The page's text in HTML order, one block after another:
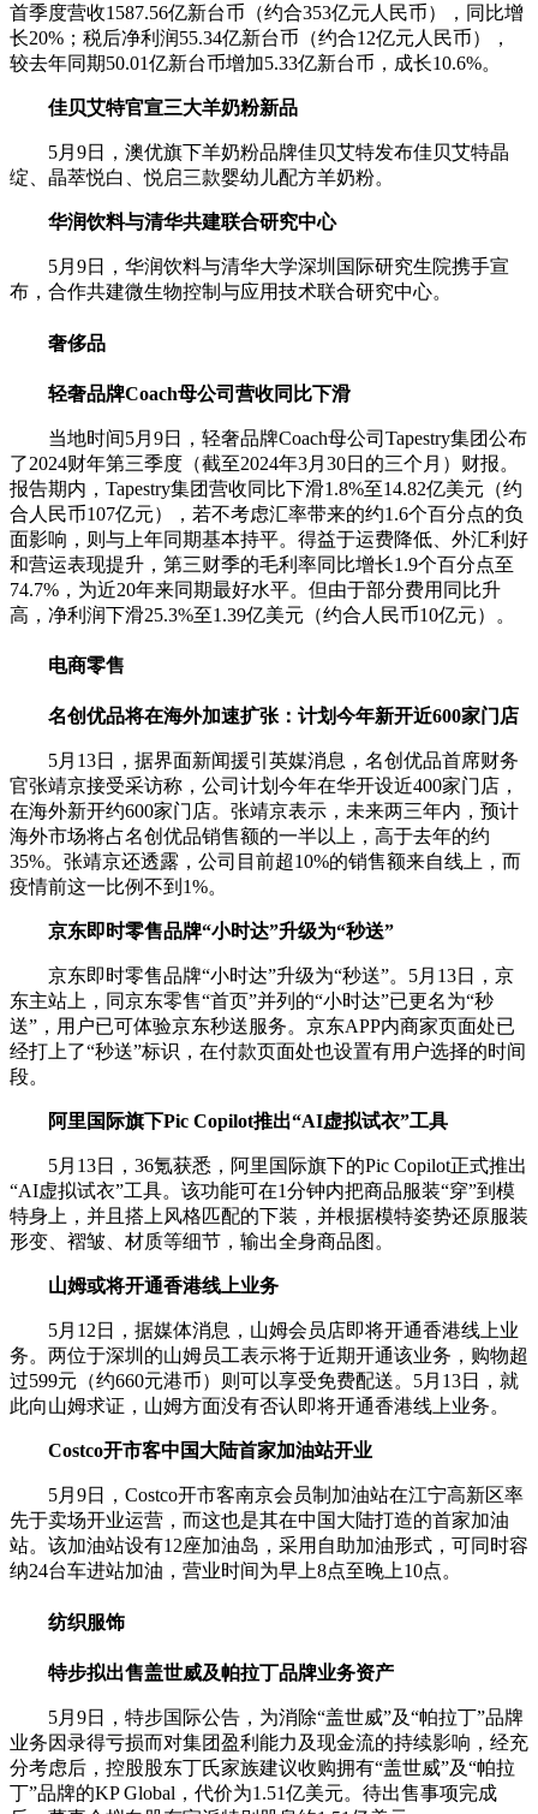
首季度营收1587.56亿新台币（约合353亿元人民币），同比增
长20%；税后净利润55.34亿新台币（约合12亿元人民币），
较去年同期50.01亿新台币增加5.33亿新台币，成长10.6%。
佳贝艾特官宣三大羊奶粉新品
5月9日，澳优旗下羊奶粉品牌佳贝艾特发布佳贝艾特晶
绽、晶萃悦白、悦启三款婴幼儿配方羊奶粉。
华润饮料与清华共建联合研究中心
5月9日，华润饮料与清华大学深圳国际研究生院携手宣
布，合作共建微生物控制与应用技术联合研究中心。
奢侈品
轻奢品牌Coach母公司营收同比下滑
当地时间5月9日，轻奢品牌Coach母公司Tapestry集团公布
了2024财年第三季度（截至2024年3月30日的三个月）财报。
报告期内，Tapestry集团营收同比下滑1.8%至14.82亿美元（约
合人民币107亿元），若不考虑汇率带来的约1.6个百分点的负
面影响，则与上年同期基本持平。得益于运费降低、外汇利好
和营运表现提升，第三财季的毛利率同比增长1.9个百分点至
74.7%，为近20年来同期最好水平。但由于部分费用同比升
高，净利润下滑25.3%至1.39亿美元（约合人民币10亿元）。
电商零售
名创优品将在海外加速扩张：计划今年新开近600家门店
5月13日，据界面新闻援引英媒消息，名创优品首席财务
官张靖京接受采访称，公司计划今年在华开设近400家门店，
在海外新开约600家门店。张靖京表示，未来两三年内，预计
海外市场将占名创优品销售额的一半以上，高于去年的约
35%。张靖京还透露，公司目前超10%的销售额来自线上，而
疫情前这一比例不到1%。
京东即时零售品牌“小时达”升级为“秒送”
京东即时零售品牌“小时达”升级为“秒送”。5月13日，京
东主站上，同京东零售“首页”并列的“小时达”已更名为“秒
送”，用户已可体验京东秒送服务。京东APP内商家页面处已
经打上了“秒送”标识，在付款页面处也设置有用户选择的时间
段。
阿里国际旗下Pic Copilot推出“AI虚拟试衣”工具
5月13日，36氪获悉，阿里国际旗下的Pic Copilot正式推出
“AI虚拟试衣”工具。该功能可在1分钟内把商品服装“穿”到模
特身上，并且搭上风格匹配的下装，并根据模特姿势还原服装
形变、褶皱、材质等细节，输出全身商品图。
山姆或将开通香港线上业务
5月12日，据媒体消息，山姆会员店即将开通香港线上业
务。两位于深圳的山姆员工表示将于近期开通该业务，购物超
过599元（约660元港币）则可以享受免费配送。5月13日，就
此向山姆求证，山姆方面没有否认即将开通香港线上业务。
Costco开市客中国大陆首家加油站开业
5月9日，Costco开市客南京会员制加油站在江宁高新区率
先于卖场开业运营，而这也是其在中国大陆打造的首家加油
站。该加油站设有12座加油岛，采用自助加油形式，可同时容
纳24台车进站加油，营业时间为早上8点至晚上10点。
纺织服饰
特步拟出售盖世威及帕拉丁品牌业务资产
5月9日，特步国际公告，为消除“盖世威”及“帕拉丁”品牌
业务因录得亏损而对集团盈利能力及现金流的持续影响，经充
分考虑后，控股股东丁氏家族建议收购拥有“盖世威”及“帕拉
丁”品牌的KP Global，代价为1.51亿美元。待出售事项完成